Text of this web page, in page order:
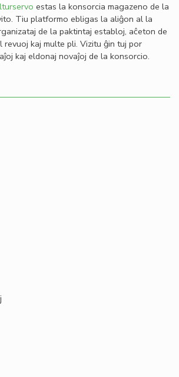
estas la konsorcia magazeno de la
Tiu platformo ebligas la aliĝon al la
de la paktintaj establoj, aĉeton de
revuoj kaj multe pli. Vizitu ĝin tuj por
kaj eldonaj novaĵoj de la konsorcio.